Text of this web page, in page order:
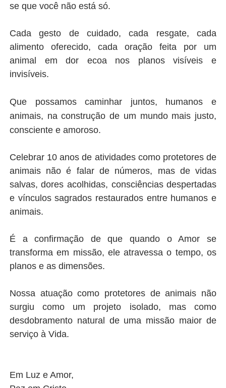
se que você não está só.
Cada gesto de cuidado, cada resgate, cada
alimento oferecido, cada oração feita por um
animal em dor ecoa nos planos visíveis e
invisíveis.
Que possamos caminhar juntos, humanos e
animais, na construção de um mundo mais justo,
consciente e amoroso.
Celebrar 10 anos de atividades como protetores de
animais não é falar de números, mas de vidas
salvas, dores acolhidas, consciências despertadas
e vínculos sagrados restaurados entre humanos e
animais.
É a confirmação de que quando o Amor se
transforma em missão, ele atravessa o tempo, os
planos e as dimensões.
Nossa atuação como protetores de animais não
surgiu como um projeto isolado, mas como
desdobramento natural de uma missão maior de
serviço à Vida.
Em Luz e Amor,